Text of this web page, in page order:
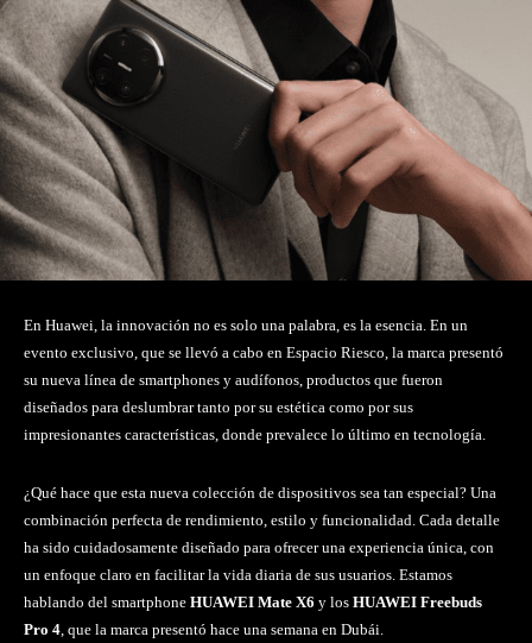
En Huawei, la innovación no es solo una palabra, es la esencia. En un
evento exclusivo, que se llevó a cabo en Espacio Riesco, la marca presentó
su nueva línea de smartphones y audífonos, productos que fueron
diseñados para deslumbrar tanto por su estética como por sus
impresionantes características, donde prevalece lo último en tecnología.
¿Qué hace que esta nueva colección de dispositivos sea tan especial? Una
combinación perfecta de rendimiento, estilo y funcionalidad. Cada detalle
ha sido cuidadosamente diseñado para ofrecer una experiencia única, con
un enfoque claro en facilitar la vida diaria de sus usuarios. Estamos
hablando del smartphone HUAWEI Mate X6 y los HUAWEI Freebuds
Pro 4, que la marca presentó hace una semana en Dubái.